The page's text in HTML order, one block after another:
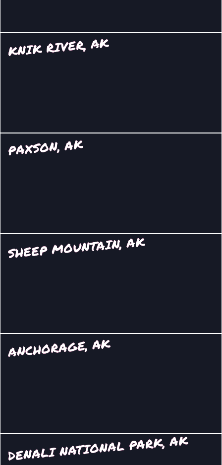
KNIK RIVER, AK
PAXSON, AK
SHEEP MOUNTAIN, AK
ANCHORAGE, AK
DENALI NATIONAL PARK, AK